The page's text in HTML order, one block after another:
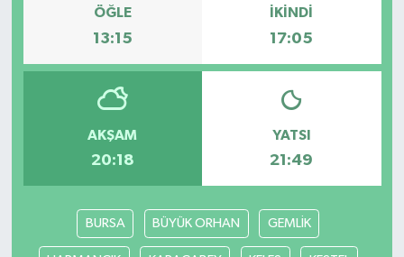
ÖĞLE
13:15
İKINDI
17:05
AKŞAM
20:18
YATSI
21:49
BURSA BÜYÜK ORHAN GEMLİK